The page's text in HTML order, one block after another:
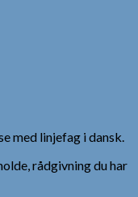
med linjefag i dansk.
rådgivning du har